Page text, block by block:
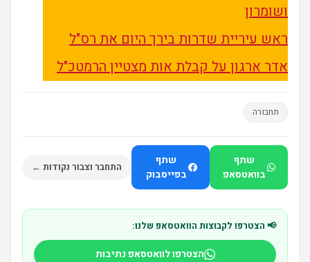
ושומרון
ראש עיריית שדרות בירך היום את רס"ל
אדר ארגון על קבלת אות מצטיין הרמטכ"ל
תחבורה
שתף
בוואטסאפ
שתף
בפייסבוק
התחבר וצבור נקודות ←
📢 הצטרפו לקבוצות הוואטסאפ שלנו:
הצטרפו לוואטסאפ נתיבות